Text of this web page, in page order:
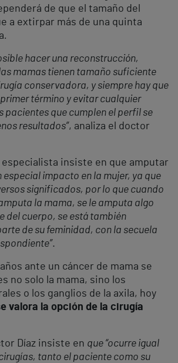
de que el tamaño del
a extirpar más de una quinta
.
hacer una reconstrucción,
mamas tienen tamaño suficiente
conservadora, y siempre hay que
término y evitar cualquier
pacientes que cumplen el perfil se
resultados”, analiza el doctor
especialista insiste en que amputar
especial impacto en la mujer, ya que
significados, por lo que cuando
la mama, se le amputa algo
del cuerpo, se está también
de su feminidad, con la secuela
.
ante un cáncer de mama se
no solo la mama, sino los
o los ganglios de la axila, hoy
valora la opción de la cirugía
Díaz insiste en que “ocurre igual
tanto el paciente como su